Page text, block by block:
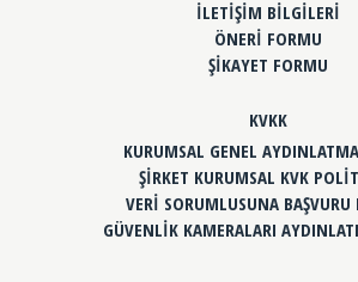
İLETİŞİM BİLGİLERİ
ÖNERİ FORMU
ŞİKAYET FORMU
KVKK
KURUMSAL GENEL
ŞİRKET KURUMSAL KVK
VERİ SORUMLUSUNA BAŞVURU
GÜVENLİK KAMERALARI